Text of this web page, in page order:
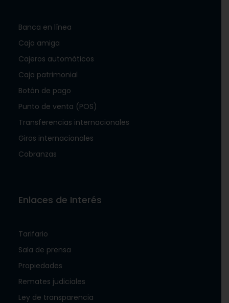
Banca en línea
Caja amiga
Cajeros automáticos
Caja patrimonial
Botón de pago
Punto de venta (POS)
Transferencias internacionales
Giros internacionales
Cobranzas
Enlaces de Interés
Tarifario
Sala de prensa
Propiedades
Remates judiciales
Ley de transparencia